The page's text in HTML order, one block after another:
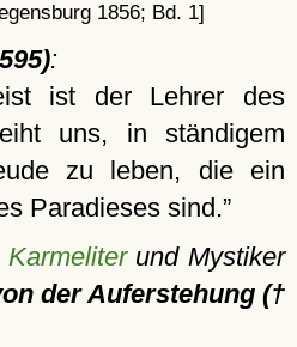
1856; Bd. 1]
:
ist der Lehrer des
uns, in ständigem
zu leben, die ein
Paradieses sind.
Karmeliterund Mystiker
der Auferstehung (†